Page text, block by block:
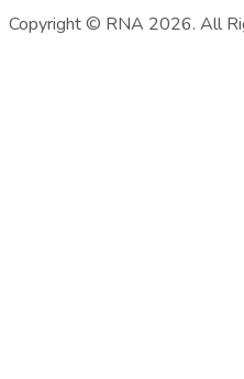
Copyright © RNA 2026. All